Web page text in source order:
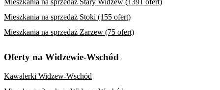
Mieszkania na sprzedaż Stary Widzew (1391 ofert)
Mieszkania na sprzedaż Stoki (155 ofert)
Mieszkania na sprzedaż Zarzew (75 ofert)
Oferty na Widzewie-Wschód
Kawalerki Widzew-Wschód